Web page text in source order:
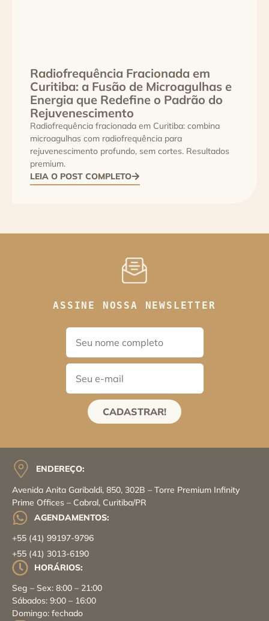
Radiofrequência Fracionada em
Curitiba: a Fusão de Microagulhas e
Energia que Redefine o Padrão do
Rejuvenescimento
Radiofrequência fracionada em Curitiba: combina
microagulhas com radiofrequência para
rejuvenescimento profundo, sem cortes. Resultados
premium.
LEIA O POST COMPLETO
ASSINE NOSSA NEWSLETTER
CADASTRAR!
ENDEREÇO:
Avenida Anita Garibaldi, 850, 302B – Torre Premium Infinity
Prime Offices – Cabral, Curitiba/PR
AGENDAMENTOS:
+55 (41) 99197-9796
+55 (41) 3013-6190
HORÁRIOS:
Seg – Sex: 8:00 – 21:00
Sábados: 9:00 – 16:00
Domingo: fechado